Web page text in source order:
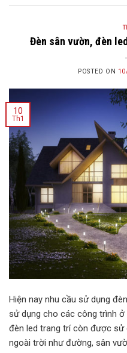
Đèn sân vườn, đèn
POSTED ON
10
Th1
Hiện nay nhu cầu sử dụng
sử dụng cho các công trình ở
đèn led trang trí còn được sử
ngoài trời như đường, sân